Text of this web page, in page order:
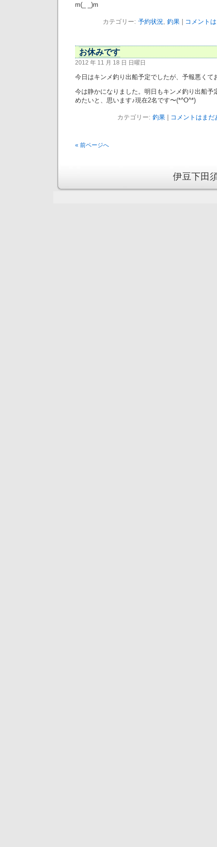
m(_ _)m
カテゴリー: 予約状況, 釣果| コメント
お休みです
2012 年 11 月 18 日 日曜日
今日はキンメ釣り出船予定でしたが、予報悪くて
今は静かになりました。明日もキンメ釣り出船
めたいと、思います♪現在2名です〜(*^O^*)
カテゴリー: 釣果| コメントはまだ
« 前ページへ
伊豆下田